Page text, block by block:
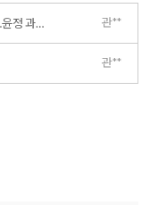
[알림] 정신건강의학과 신임 오윤정 과장님을 소개합니다 관**
관**